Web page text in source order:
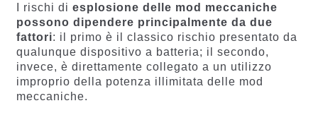
I rischi di esplosione delle mod meccaniche
possono dipendere principalmente da due
fattori: il primo è il classico rischio presentato da
qualunque dispositivo a batteria; il secondo,
invece, è direttamente collegato a un utilizzo
improprio della potenza illimitata delle mod
meccaniche.